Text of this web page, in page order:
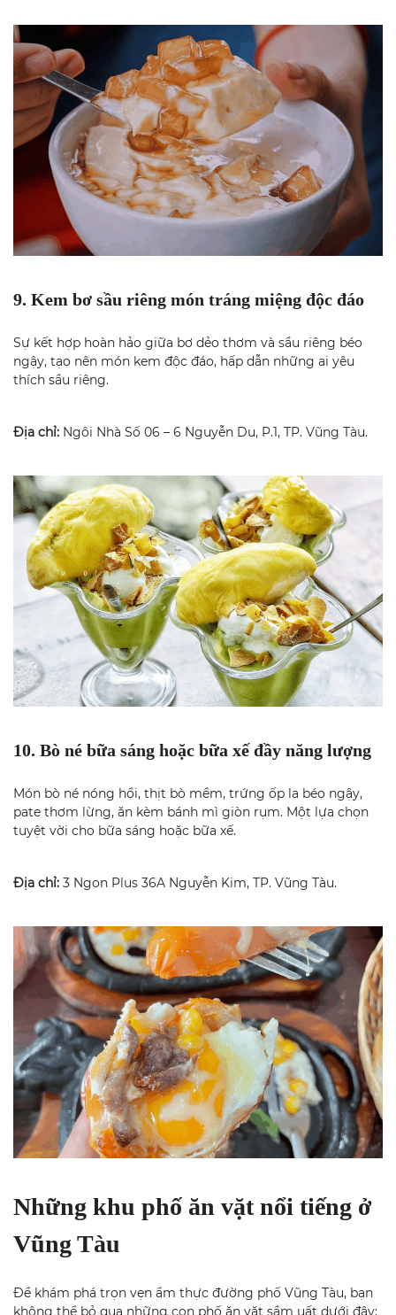
9. Kem bơ sầu riêng món tráng miệng độc đáo
Sự kết hợp hoàn hảo giữa bơ dẻo thơm và sầu riêng béo
ngậy, tạo nên món kem độc đáo, hấp dẫn những ai yêu
thích sầu riêng.
Địa chỉ: Ngôi Nhà Số 06 – 6 Nguyễn Du, P.1, TP. Vũng Tàu.
10. Bò né bữa sáng hoặc bữa xế đầy năng lượng
Món bò né nóng hổi, thịt bò mềm, trứng ốp la béo ngậy,
pate thơm lừng, ăn kèm bánh mì giòn rụm. Một lựa chọn
tuyệt vời cho bữa sáng hoặc bữa xế.
Địa chỉ: 3 Ngon Plus 36A Nguyễn Kim, TP. Vũng Tàu.
Những khu phố ăn vặt nổi tiếng ở
Vũng Tàu
Để khám phá trọn vẹn ẩm thực đường phố Vũng Tàu, bạn
không thể bỏ qua những con phố ăn vặt sầm uất dưới đây: